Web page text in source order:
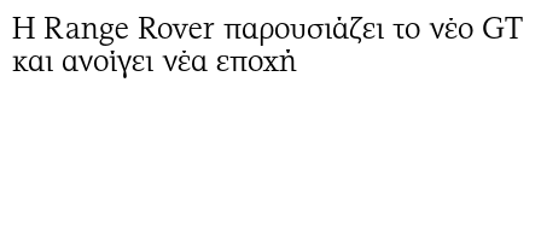
Η Range Rover παρουσιάζει το νέο GT
και ανοίγει νέα εποχή